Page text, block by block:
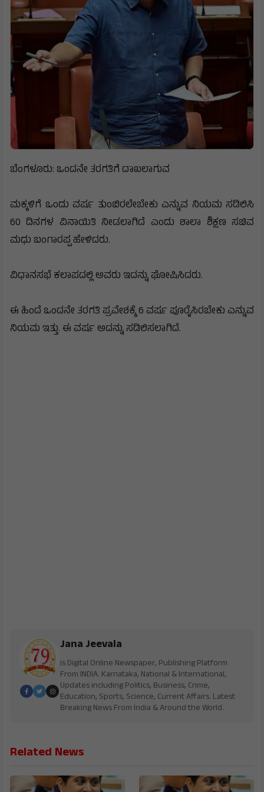
ಬೆಂಗಳೂರು: ಒಂದನೇ ತರಗತಿಗೆ ದಾಖಲಾಗುವ
ಮಕ್ಕಳಿಗೆ ಒಂದು ವರ್ಷ ತುಂಬಿರಲೇಬೇಕು ಎನ್ನುವ ನಿಯಮ ಸಡಿಲಿಸಿ
60 ದಿನಗಳ ವಿನಾಯಿತಿ ನೀಡಲಾಗಿದೆ ಎಂದು ಶಾಲಾ ಶಿಕ್ಷಣ ಸಚಿವ
ಮಧು ಬಂಗಾರಪ್ಪ ಹೇಳಿದರು.
ವಿಧಾನಸಭೆ ಕಲಾಪದಲ್ಲಿ ಅವರು ಇದನ್ನು ಘೋಷಿಸಿದರು.
ಈ ಹಿಂದೆ ಒಂದನೇ ತರಗತಿ ಪ್ರವೇಶಕ್ಕೆ 6 ವರ್ಷ ಪೂರೈಸಿರಬೇಕು ಎನ್ನುವ
ನಿಯಮ ಇತ್ತು. ಈ ವರ್ಷ ಅದನ್ನು ಸಡಿಲಿಸಲಾಗಿದೆ.
Jana Jeevala
is Digital Online Newspaper, Publishing Platform
From INDIA. Karnataka, National & International,
Updates including Politics, Business, Crime,
Education, Sports, Science, Current Affairs. Latest
Breaking News From India & Around the World.
Related News